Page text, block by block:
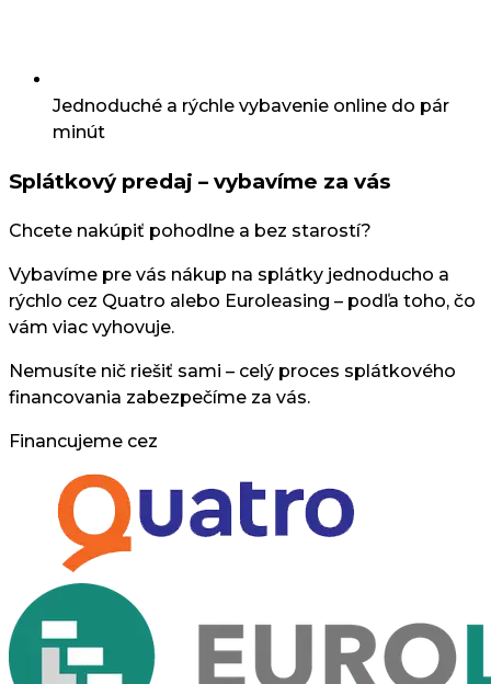
Jednoduché a rýchle vybavenie online do pár
minút
Splátkový predaj – vybavíme za vás
Chcete nakúpiť pohodlne a bez starostí?
Vybavíme pre vás nákup na splátky jednoducho a
rýchlo cez Quatro alebo Euroleasing – podľa toho, čo
vám viac vyhovuje.
Nemusíte nič riešiť sami – celý proces splátkového
financovania zabezpečíme za vás.
Financujeme cez